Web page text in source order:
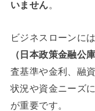
いません。
ビジネスローンに
（日本政策金融公
査基準や金利、融
状況や資金ニーズ
が重要です。